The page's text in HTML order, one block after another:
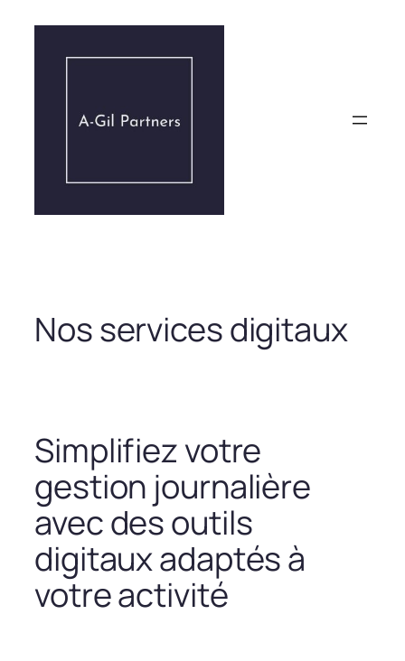
contenu
Nos services digitaux
Simplifiez votre
gestion journalière
avec des outils
digitaux adaptés à
votre activité